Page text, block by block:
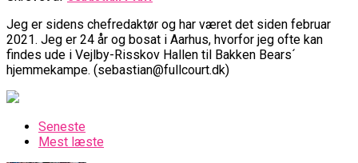
Jeg er sidens chefredaktør og har været det siden februar
2021. Jeg er 24 år og bosat i Aarhus, hvorfor jeg ofte kan
findes ude i Vejlby-Risskov Hallen til Bakken Bears´
hjemmekampe. (sebastian@fullcourt.dk)
Seneste
Mest læste